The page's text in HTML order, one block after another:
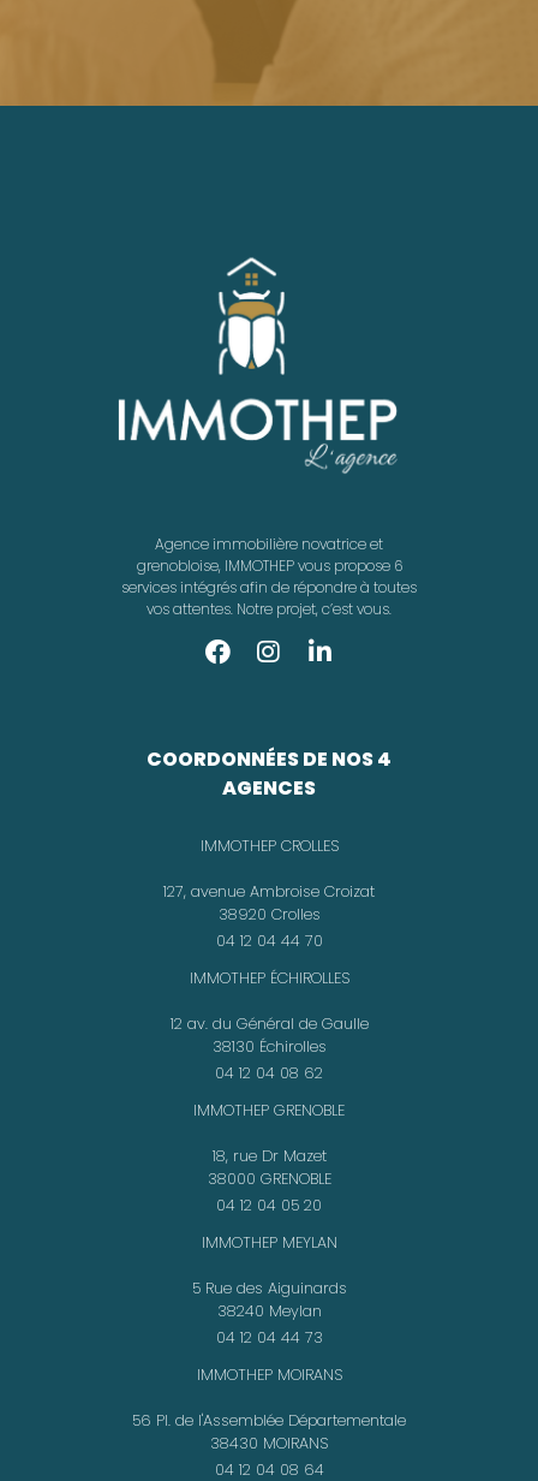
Agence immobilière novatrice et
grenobloise, IMMOTHEP vous propose 6
services intégrés afin de répondre à toutes
vos attentes. Notre projet, c’est vous.
COORDONNÉES DE NOS 4
AGENCES
IMMOTHEP CROLLES
127, avenue Ambroise Croizat
38920 Crolles
04 12 04 44 70
IMMOTHEP ÉCHIROLLES
12 av. du Général de Gaulle
38130 Échirolles
04 12 04 08 62
IMMOTHEP GRENOBLE
18, rue Dr Mazet
38000 GRENOBLE
04 12 04 05 20
IMMOTHEP MEYLAN
5 Rue des Aiguinards
38240 Meylan
04 12 04 44 73
IMMOTHEP MOIRANS
56 Pl. de l'Assemblée Départementale
38430 MOIRANS
04 12 04 08 64